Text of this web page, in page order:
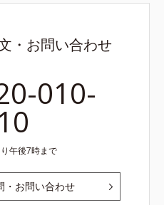
・お問い合わせ
010-
午後7時まで
・お問い合わせ